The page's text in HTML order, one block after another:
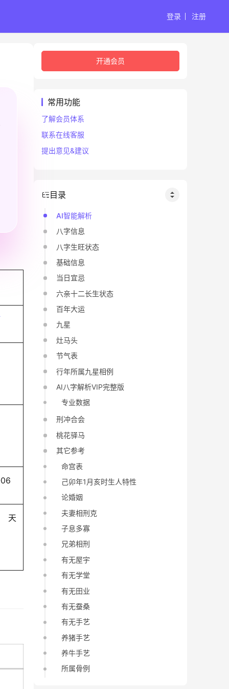
登录 注册
天
开通会员
常用功能
了解会员体系
联系在线客服
提出意见&建议
目录
AI智能解析
八字信息
八字生旺状态
基础信息
当日宜忌
六亲十二长生状态
百年大运
九星
灶马头
节气表
行年所属九星相例
AI八字解析VIP完整版
专业数据
刑冲合会
桃花驿马
其它参考
命宫表
己卯年1月亥时生人特性
论婚姻
夫妻相刑克
子息多寡
兄弟相刑
有无屋宇
有无学堂
有无田业
有无蚕桑
有无手艺
养猪手艺
养牛手艺
所属骨例